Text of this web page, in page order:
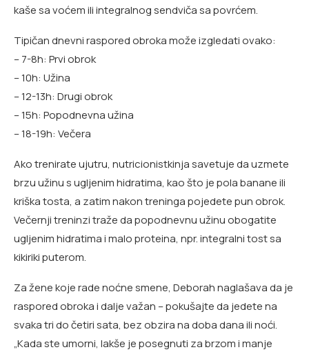
kaše sa voćem ili integralnog sendviča sa povrćem.
Tipičan dnevni raspored obroka može izgledati ovako:
– 7-8h: Prvi obrok
– 10h: Užina
– 12-13h: Drugi obrok
– 15h: Popodnevna užina
– 18-19h: Večera
Ako trenirate ujutru, nutricionistkinja savetuje da uzmete
brzu užinu s ugljenim hidratima, kao što je pola banane ili
kriška tosta, a zatim nakon treninga pojedete pun obrok.
Večernji treninzi traže da popodnevnu užinu obogatite
ugljenim hidratima i malo proteina, npr. integralni tost sa
kikiriki puterom.
Za žene koje rade noćne smene, Deborah naglašava da je
raspored obroka i dalje važan – pokušajte da jedete na
svaka tri do četiri sata, bez obzira na doba dana ili noći.
„Kada ste umorni, lakše je posegnuti za brzom i manje